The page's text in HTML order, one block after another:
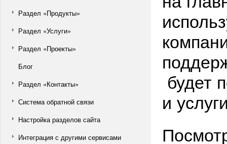
Раздел «Продукты»
Раздел «Услуги»
Раздел «Проекты»
Блог
Раздел «Контакты»
Система обратной связи
Настройка разделов сайта
Интеграция с другими сервисами
будет
и